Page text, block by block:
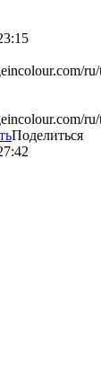
ru/
Поделиться